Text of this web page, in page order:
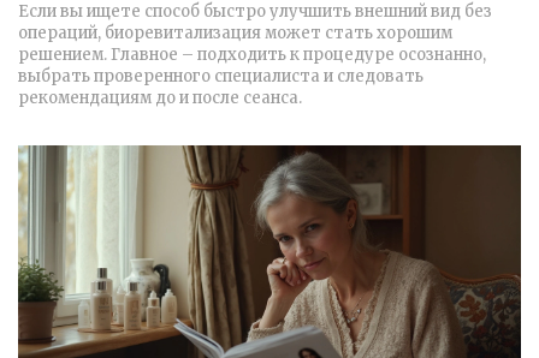
Если вы ищете способ быстро улучшить внешний вид без
операций, биоревитализация может стать хорошим
решением. Главное – подходить к процедуре осознанно,
выбрать проверенного специалиста и следовать
рекомендациям до и после сеанса.